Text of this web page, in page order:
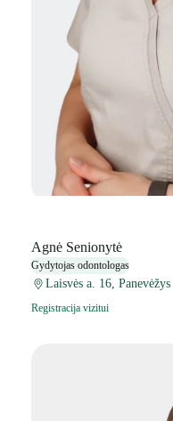
Agnė Senionytė
Gydytojas odontologas
Laisvės a. 16, Panevėžys
Registracija vizitui